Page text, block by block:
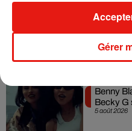
Angèle
5 août 2026
Benny
Becky G
Gérer